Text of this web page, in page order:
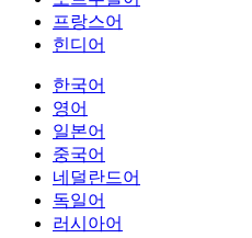
프랑스어
힌디어
한국어
영어
일본어
중국어
네덜란드어
독일어
러시아어